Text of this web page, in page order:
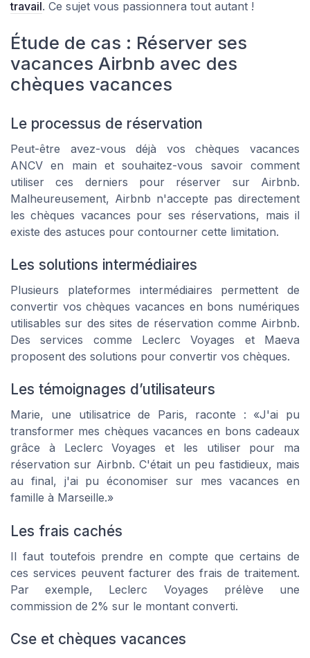
travail. Ce sujet vous passionnera tout autant !
Étude de cas : Réserver ses
vacances Airbnb avec des
chèques vacances
Le processus de réservation
Peut-être avez-vous déjà vos chèques vacances
ANCV en main et souhaitez-vous savoir comment
utiliser ces derniers pour réserver sur Airbnb.
Malheureusement, Airbnb n'accepte pas directement
les chèques vacances pour ses réservations, mais il
existe des astuces pour contourner cette limitation.
Les solutions intermédiaires
Plusieurs plateformes intermédiaires permettent de
convertir vos chèques vacances en bons numériques
utilisables sur des sites de réservation comme Airbnb.
Des services comme Leclerc Voyages et Maeva
proposent des solutions pour convertir vos chèques.
Les témoignages d’utilisateurs
Marie, une utilisatrice de Paris, raconte : «J'ai pu
transformer mes chèques vacances en bons cadeaux
grâce à Leclerc Voyages et les utiliser pour ma
réservation sur Airbnb. C'était un peu fastidieux, mais
au final, j'ai pu économiser sur mes vacances en
famille à Marseille.»
Les frais cachés
Il faut toutefois prendre en compte que certains de
ces services peuvent facturer des frais de traitement.
Par exemple, Leclerc Voyages prélève une
commission de 2% sur le montant converti.
Cse et chèques vacances